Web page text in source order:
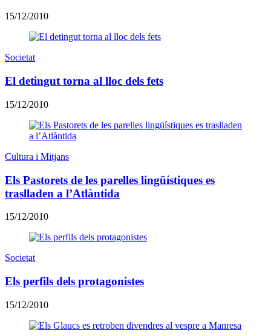
15/12/2010
Societat
El detingut torna al lloc dels fets
15/12/2010
Cultura i Mitjans
Els Pastorets de les parelles lingüístiques es
traslladen a l’Atlàntida
15/12/2010
Societat
Els perfils dels protagonistes
15/12/2010